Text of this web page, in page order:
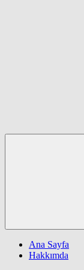
Ana Sayfa
Hakkımda